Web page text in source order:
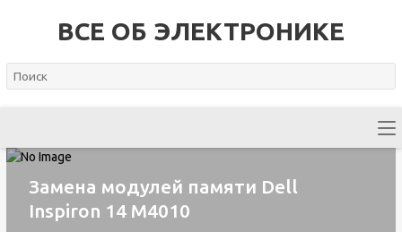
ВСЕ ОБ ЭЛЕКТРОНИКЕ
Замена модулей памяти Dell
Inspiron 14 M4010